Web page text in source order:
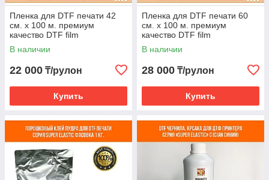
Пленка для DTF печати 42
см. х 100 м. премиум
качество DTF film
В наличии
22 000 ₸/рулон
Купить
Пленка для DTF печати 60
см. х 100 м. премиум
качество DTF film
В наличии
28 000 ₸/рулон
Купить